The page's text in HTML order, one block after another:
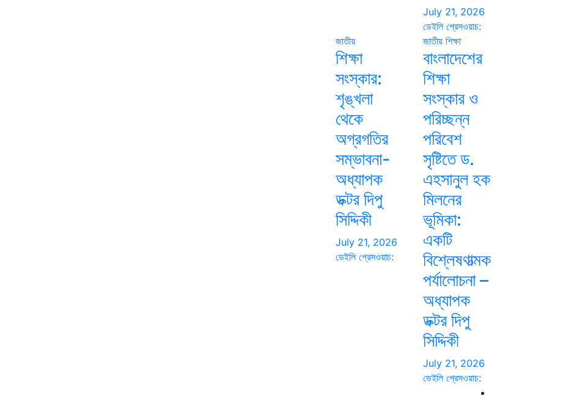
July 21, 2026
ডেইলি প্রেসওয়াচ:
জাতীয়
শিক্ষা
সংস্কার:
শৃঙ্খলা
থেকে
অগ্রগতির
সম্ভাবনা-
অধ্যাপক
ডক্টর দিপু
সিদ্দিকী
July 21, 2026
ডেইলি প্রেসওয়াচ:
জাতীয় শিক্ষা
বাংলাদেশের
শিক্ষা
সংস্কার ও
পরিচ্ছন্ন
পরিবেশ
সৃষ্টিতে ড.
এহসানুল হক
মিলনের
ভূমিকা:
একটি
বিশ্লেষণাত্মক
পর্যালোচনা –
অধ্যাপক
ডক্টর দিপু
সিদ্দিকী
July 21, 2026
ডেইলি প্রেসওয়াচ: